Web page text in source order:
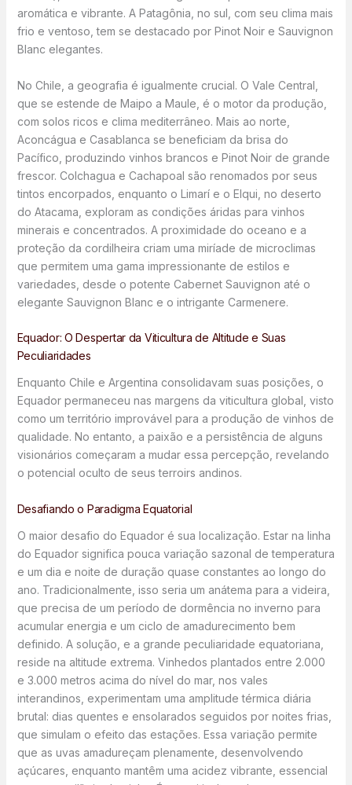
aromática e vibrante. A Patagônia, no sul, com seu clima mais
frio e ventoso, tem se destacado por Pinot Noir e Sauvignon
Blanc elegantes.
No Chile, a geografia é igualmente crucial. O Vale Central,
que se estende de Maipo a Maule, é o motor da produção,
com solos ricos e clima mediterrâneo. Mais ao norte,
Aconcágua e Casablanca se beneficiam da brisa do
Pacífico, produzindo vinhos brancos e Pinot Noir de grande
frescor. Colchagua e Cachapoal são renomados por seus
tintos encorpados, enquanto o Limarí e o Elqui, no deserto
do Atacama, exploram as condições áridas para vinhos
minerais e concentrados. A proximidade do oceano e a
proteção da cordilheira criam uma miríade de microclimas
que permitem uma gama impressionante de estilos e
variedades, desde o potente Cabernet Sauvignon até o
elegante Sauvignon Blanc e o intrigante Carmenere.
Equador: O Despertar da Viticultura de Altitude e Suas
Peculiaridades
Enquanto Chile e Argentina consolidavam suas posições, o
Equador permaneceu nas margens da viticultura global, visto
como um território improvável para a produção de vinhos de
qualidade. No entanto, a paixão e a persistência de alguns
visionários começaram a mudar essa percepção, revelando
o potencial oculto de seus terroirs andinos.
Desafiando o Paradigma Equatorial
O maior desafio do Equador é sua localização. Estar na linha
do Equador significa pouca variação sazonal de temperatura
e um dia e noite de duração quase constantes ao longo do
ano. Tradicionalmente, isso seria um anátema para a videira,
que precisa de um período de dormência no inverno para
acumular energia e um ciclo de amadurecimento bem
definido. A solução, e a grande peculiaridade equatoriana,
reside na altitude extrema. Vinhedos plantados entre 2.000
e 3.000 metros acima do nível do mar, nos vales
interandinos, experimentam uma amplitude térmica diária
brutal: dias quentes e ensolarados seguidos por noites frias,
que simulam o efeito das estações. Essa variação permite
que as uvas amadureçam plenamente, desenvolvendo
açúcares, enquanto mantêm uma acidez vibrante, essencial